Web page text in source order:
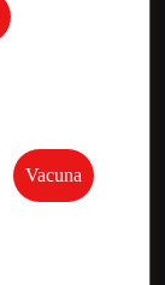
Vacuna